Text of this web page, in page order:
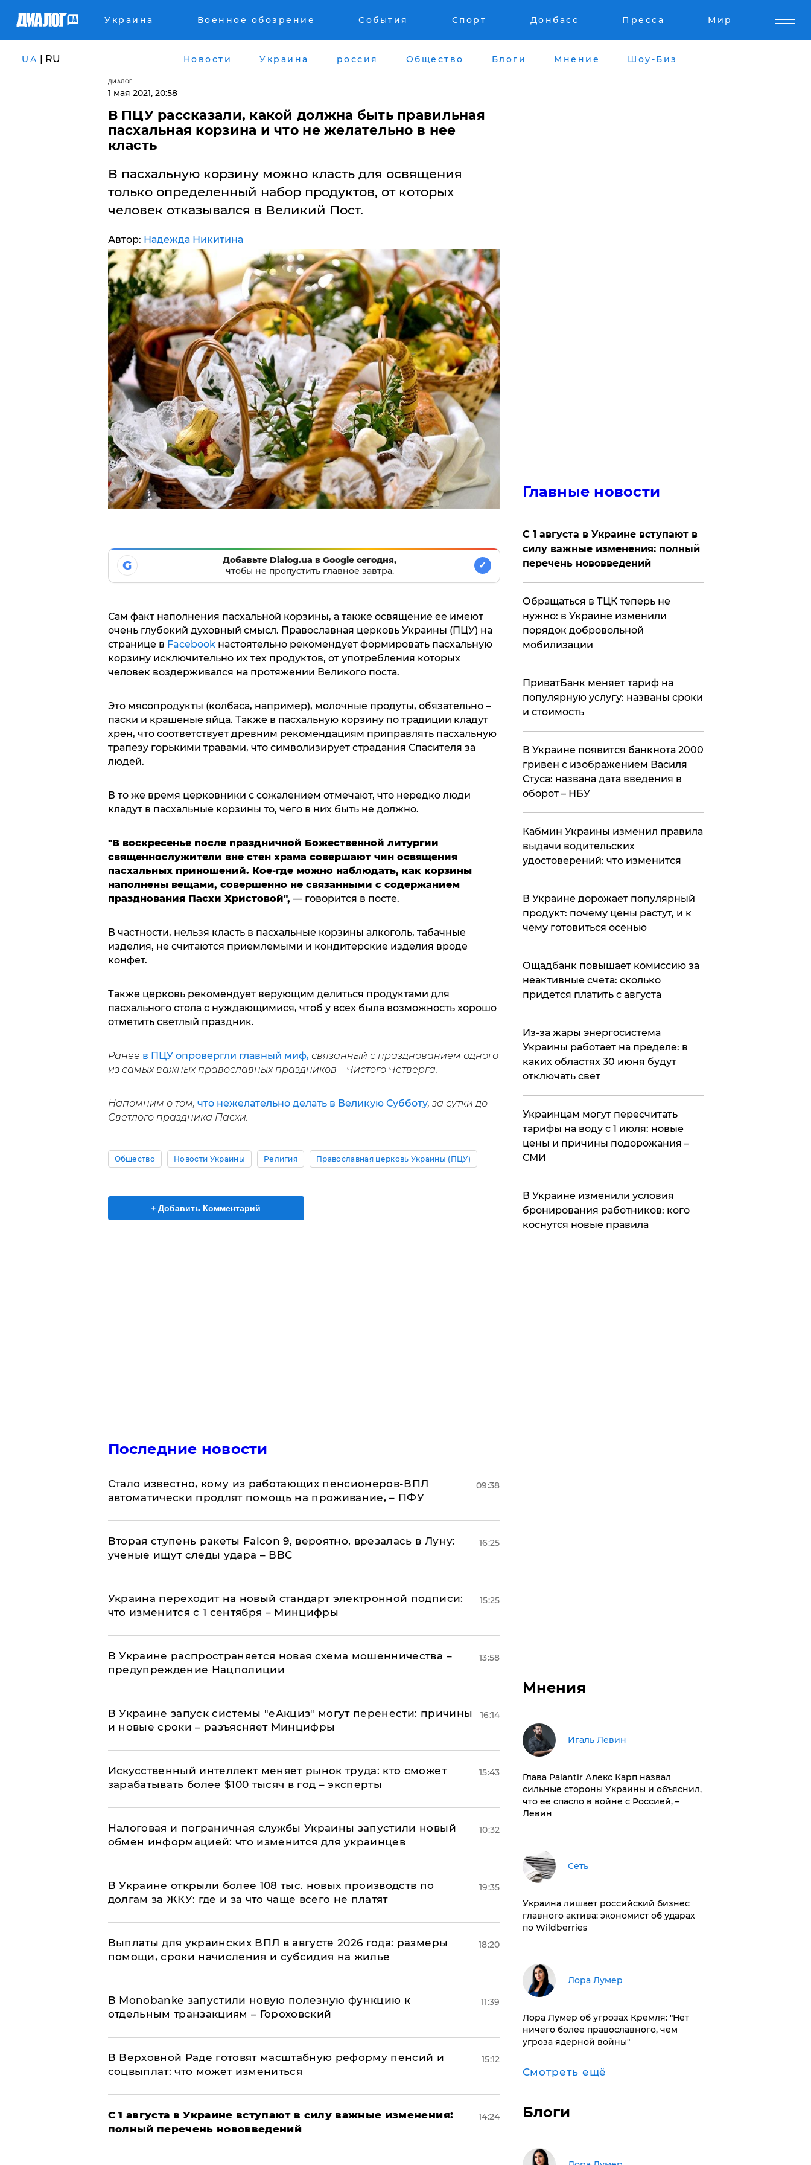
Украина Военное обозрение События Спорт Донбасс Пресса Мир
UA | RU Новости Украина россия Общество Блоги Мнение Шоу-Биз
ДИАЛОГ
1 мая 2021, 20:58
В ПЦУ рассказали, какой должна быть правильная
пасхальная корзина и что не желательно в нее
класть
В пасхальную корзину можно класть для освящения
только определенный набор продуктов, от которых
человек отказывался в Великий Пост.
Автор: Надежда Никитина
G
Добавьте Dialog.ua в Google сегодня,
чтобы не пропустить главное завтра.
✓
Сам факт наполнения пасхальной корзины, а также освящение ее имеют
очень глубокий духовный смысл. Православная церковь Украины (ПЦУ) на
странице в Facebookнастоятельно рекомендует формировать пасхальную
корзину исключительно их тех продуктов, от употребления которых
человек воздерживался на протяжении Великого поста.
Это мясопродукты (колбаса, например), молочные продуты, обязательно –
паски и крашеные яйца. Также в пасхальную корзину по традиции кладут
хрен, что соответствует древним рекомендациям приправлять пасхальную
трапезу горькими травами, что символизирует страдания Спасителя за
людей.
В то же время церковники с сожалением отмечают, что нередко люди
кладут в пасхальные корзины то, чего в них быть не должно.
"В воскресенье после праздничной Божественной литургии
священнослужители вне стен храма совершают чин освящения
пасхальных приношений. Кое-где можно наблюдать, как корзины
наполнены вещами, совершенно не связанными с содержанием
празднования Пасхи Христовой", — говорится в посте.
В частности, нельзя класть в пасхальные корзины алкоголь, табачные
изделия, не считаются приемлемыми и кондитерские изделия вроде
конфет.
Также церковь рекомендует верующим делиться продуктами для
пасхального стола с нуждающимися, чтоб у всех была возможность хорошо
отметить светлый праздник.
Ранее в ПЦУ опровергли главный миф, связанный с празднованием одного
из самых важных православных праздников – Чистого Четверга.
Напомним о том, что нежелательно делать в Великую Субботу, за сутки до
Светлого праздника Пасхи.
Общество Новости Украины Религия Православная церковь Украины (ПЦУ)
+ Добавить Комментарий
Последние новости
Стало известно, кому из работающих пенсионеров-ВПЛ
автоматически продлят помощь на проживание, – ПФУ
09:38
Вторая ступень ракеты Falcon 9, вероятно, врезалась в Луну:
ученые ищут следы удара – ВВС
16:25
Украина переходит на новый стандарт электронной подписи:
что изменится с 1 сентября – Минцифры
15:25
В Украине распространяется новая схема мошенничества –
предупреждение Нацполиции
13:58
В Украине запуск системы "еАкциз" могут перенести: причины
и новые сроки – разъясняет Минцифры
16:14
Искусственный интеллект меняет рынок труда: кто сможет
зарабатывать более $100 тысяч в год – эксперты
15:43
Налоговая и пограничная службы Украины запустили новый
обмен информацией: что изменится для украинцев
10:32
В Украине открыли более 108 тыс. новых производств по
долгам за ЖКУ: где и за что чаще всего не платят
19:35
Выплаты для украинских ВПЛ в августе 2026 года: размеры
помощи, сроки начисления и субсидия на жилье
18:20
В Мonobankе запустили новую полезную функцию к
отдельным транзакциям – Гороховский
11:39
В Верховной Раде готовят масштабную реформу пенсий и
соцвыплат: что может измениться
15:12
С 1 августа в Украине вступают в силу важные изменения:
полный перечень нововведений
14:24
Главные новости
С 1 августа в Украине вступают в
силу важные изменения: полный
перечень нововведений
Обращаться в ТЦК теперь не
нужно: в Украине изменили
порядок добровольной
мобилизации
ПриватБанк меняет тариф на
популярную услугу: названы сроки
и стоимость
В Украине появится банкнота 2000
гривен с изображением Василя
Стуса: названа дата введения в
оборот – НБУ
Кабмин Украины изменил правила
выдачи водительских
удостоверений: что изменится
В Украине дорожает популярный
продукт: почему цены растут, и к
чему готовиться осенью
​Ощадбанк повышает комиссию за
неактивные счета: сколько
придется платить с августа
Из-за жары энергосистема
Украины работает на пределе: в
каких областях 30 июня будут
отключать свет
Украинцам могут пересчитать
тарифы на воду с 1 июля: новые
цены и причины подорожания –
СМИ
В Украине изменили условия
бронирования работников: кого
коснутся новые правила
Мнения
Игаль Левин
Глава Palantir Алекс Карп назвал
сильные стороны Украины и объяснил,
что ее спасло в войне с Россией, –
Левин
Сеть
​Украина лишает российский бизнес
главного актива: экономист об ударах
по Wildberries
​Лора Лумер
Лора Лумер об угрозах Кремля: "Нет
ничего более православного, чем
угроза ядерной войны"
Смотреть ещё
Блоги